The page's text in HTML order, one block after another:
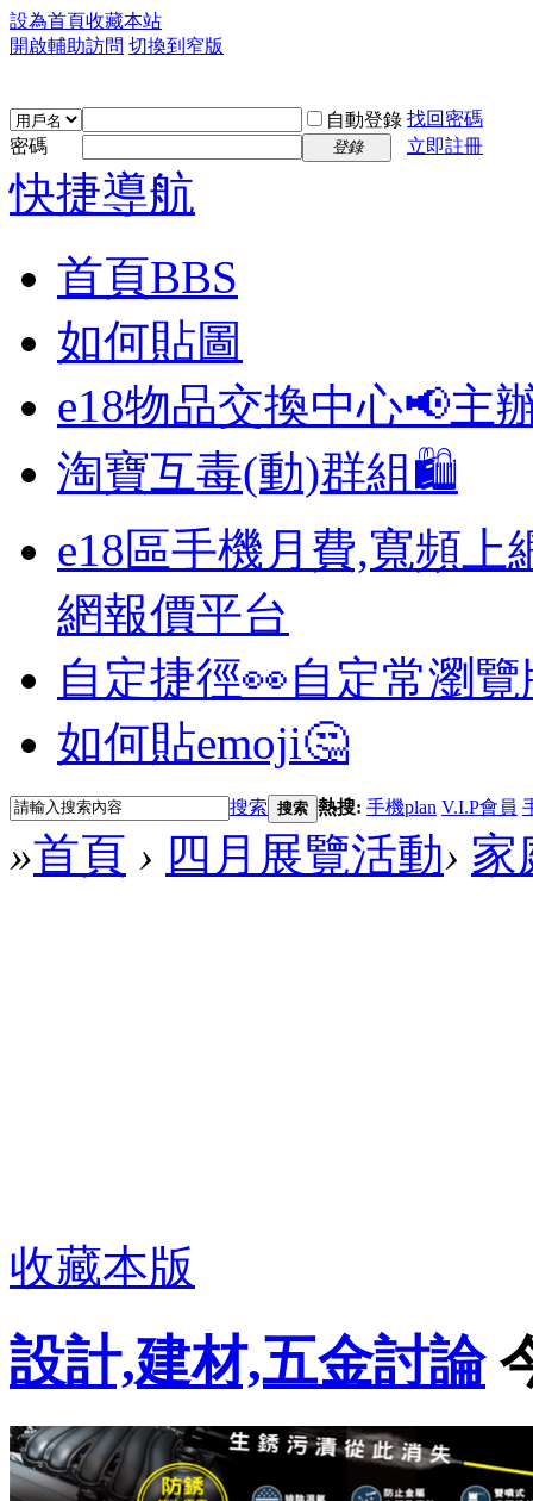
設為首頁收藏本站
開啟輔助訪問 切換到窄版
自動登錄 找回密碼
密碼
登錄 立即註冊
快捷導航
首頁BBS
如何貼圖
e18物品交換中心📢主
淘寶互毒(動)群組🛍️
e18區手機月費,寬頻上
網報價平台
自定捷徑👀自定常瀏
如何貼emoji🤔
搜索 搜索 熱搜: 手機plan V.I.P會員
»首頁 › 四月展覽活動› 家
收藏本版
設計,建材,五金討論